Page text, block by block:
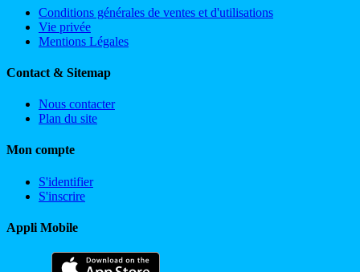
Conditions générales de ventes et d'utilisations
Vie privée
Mentions Légales
Contact & Sitemap
Nous contacter
Plan du site
Mon compte
S'identifier
S'inscrire
Appli Mobile